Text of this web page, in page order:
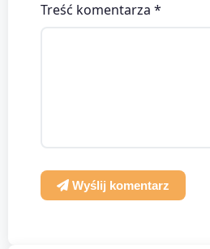
Treść komentarza *
Wyślij komentarz